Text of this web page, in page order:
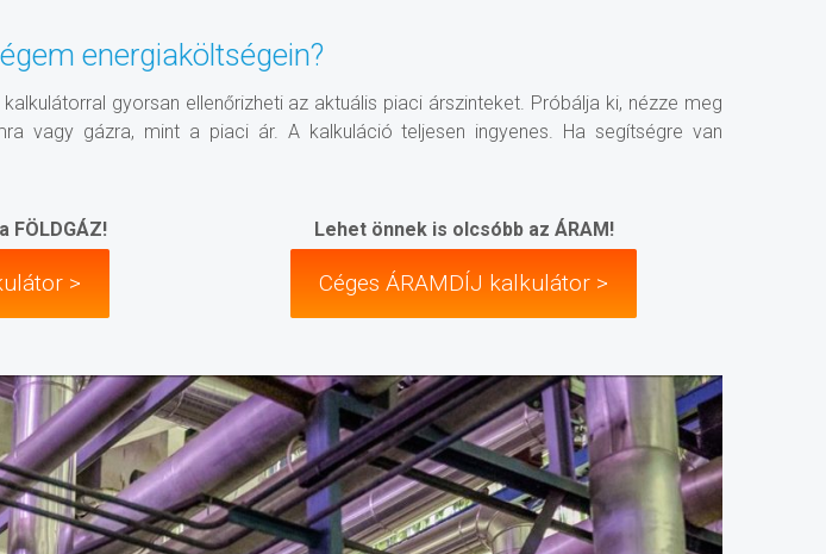
energiaköltségein?
gyorsan ellenőrizheti az aktuális piaci árszinteket. Próbálja ki, nézze meg
vagy gázra, mint a piaci ár. A kalkuláció teljesen ingyenes. Ha segítségre van
FÖLDGÁZ!
>
Lehet önnek is olcsóbb az ÁRAM!
Céges ÁRAMDÍJ kalkulátor >